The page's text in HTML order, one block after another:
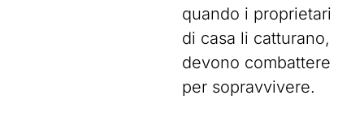
quando i proprietari
di casa li catturano,
devono combattere
per sopravvivere.